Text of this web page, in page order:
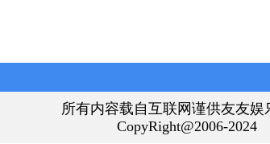
所有内容载自互联网谨供友友娱
CopyRight@2006-2024